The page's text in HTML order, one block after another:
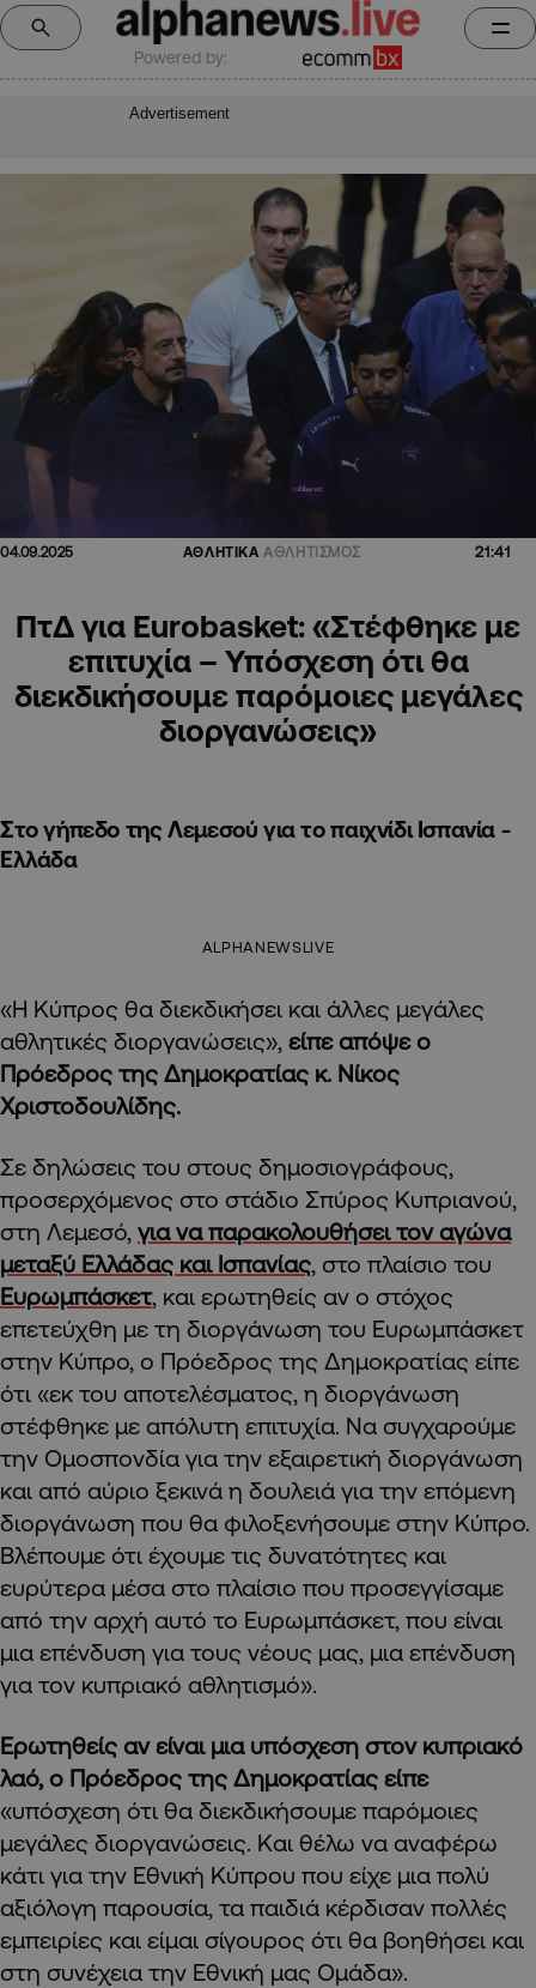
Powered by:
Advertisement
04.09.2025 ΑΘΛΗΤΙΚΑ ΑΘΛΗΤΙΣΜΟΣ 21:41
ΠτΔ για Eurobasket: «Στέφθηκε με
επιτυχία – Υπόσχεση ότι θα
διεκδικήσουμε παρόμοιες μεγάλες
διοργανώσεις»
Στο γήπεδο της Λεμεσού για το παιχνίδι Ισπανία -
Ελλάδα
ALPHANEWSLIVE
«Η Κύπρος θα διεκδικήσει και άλλες μεγάλες
αθλητικές διοργανώσεις», είπε απόψε ο
Πρόεδρος της Δημοκρατίας κ. Νίκος
Χριστοδουλίδης.
Σε δηλώσεις του στους δημοσιογράφους,
προσερχόμενος στο στάδιο Σπύρος Κυπριανού,
στη Λεμεσό, για να παρακολουθήσει τον αγώνα
μεταξύ Ελλάδας και Ισπανίας, στο πλαίσιο του
Ευρωμπάσκετ, και ερωτηθείς αν ο στόχος
επετεύχθη με τη διοργάνωση του Ευρωμπάσκετ
στην Κύπρο, ο Πρόεδρος της Δημοκρατίας είπε
ότι «εκ του αποτελέσματος, η διοργάνωση
στέφθηκε με απόλυτη επιτυχία. Να συγχαρούμε
την Ομοσπονδία για την εξαιρετική διοργάνωση
και από αύριο ξεκινά η δουλειά για την επόμενη
διοργάνωση που θα φιλοξενήσουμε στην Κύπρο.
Βλέπουμε ότι έχουμε τις δυνατότητες και
ευρύτερα μέσα στο πλαίσιο που προσεγγίσαμε
από την αρχή αυτό το Ευρωμπάσκετ, που είναι
μια επένδυση για τους νέους μας, μια επένδυση
για τον κυπριακό αθλητισμό».
Ερωτηθείς αν είναι μια υπόσχεση στον κυπριακό
λαό, ο Πρόεδρος της Δημοκρατίας είπε
«υπόσχεση ότι θα διεκδικήσουμε παρόμοιες
μεγάλες διοργανώσεις. Και θέλω να αναφέρω
κάτι για την Εθνική Κύπρου που είχε μια πολύ
αξιόλογη παρουσία, τα παιδιά κέρδισαν πολλές
εμπειρίες και είμαι σίγουρος ότι θα βοηθήσει και
στη συνέχεια την Εθνική μας Ομάδα».